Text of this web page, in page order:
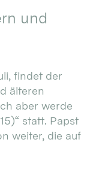
und
findet der
älteren
aber werde
statt. Papst
weiter, die auf